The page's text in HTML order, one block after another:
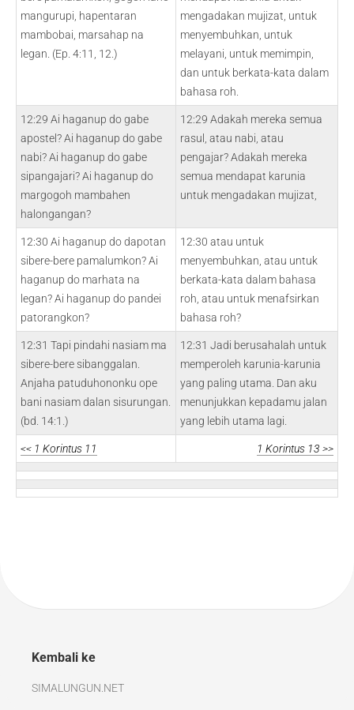
mangurupi, hapentaran
mambobai, marsahap na
legan. (Ep. 4:11, 12.)
mengadakan mujizat, untuk
menyembuhkan, untuk
melayani, untuk memimpin,
dan untuk berkata-kata dalam
bahasa roh.
12:29 Ai haganup do gabe
apostel? Ai haganup do gabe
nabi? Ai haganup do gabe
sipangajari? Ai haganup do
margogoh mambahen
halongangan?
12:29 Adakah mereka semua
rasul, atau nabi, atau
pengajar? Adakah mereka
semua mendapat karunia
untuk mengadakan mujizat,
12:30 Ai haganup do dapotan
sibere-bere pamalumkon? Ai
haganup do marhata na
legan? Ai haganup do pandei
patorangkon?
12:30 atau untuk
menyembuhkan, atau untuk
berkata-kata dalam bahasa
roh, atau untuk menafsirkan
bahasa roh?
12:31 Tapi pindahi nasiam ma
sibere-bere sibanggalan.
Anjaha patuduhononku ope
bani nasiam dalan sisurungan.
(bd. 14:1.)
12:31 Jadi berusahalah untuk
memperoleh karunia-karunia
yang paling utama. Dan aku
menunjukkan kepadamu jalan
yang lebih utama lagi.
<< 1 Korintus 11 1 Korintus 13 >>
Kembali ke
SIMALUNGUN.NET